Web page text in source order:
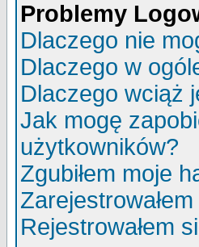
Problemy
Dlaczego nie
Dlaczego w
Dlaczego wciąż
Jak mogę
użytkowników?
Zgubiłem moje
Rejestrowałem